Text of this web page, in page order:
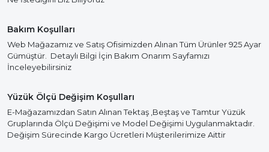
Bakım Koşulları
Web Mağazamız ve Satış Ofisimizden Alınan Tüm Ürünler 925 Ayar
Gümüştür. Detaylı Bilgi İçin Bakım Onarım Sayfamızı
İnceleyebilirsiniz
Yüzük Ölçü Değişim Koşulları
E-Mağazamızdan Satın Alınan Tektaş ,Beştaş ve Tamtur Yüzük
Gruplarında Ölçü Değişimi ve Model Değişimi Uygulanmaktadır.
Değişim Sürecinde Kargo Ücretleri Müşterilerimize Aittir